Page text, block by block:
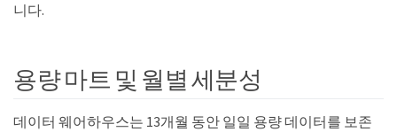
니다.
용량 마트 및 월별 세분성
데이터 웨어하우스는 13개월 동안 일일 용량 데이터를 보존